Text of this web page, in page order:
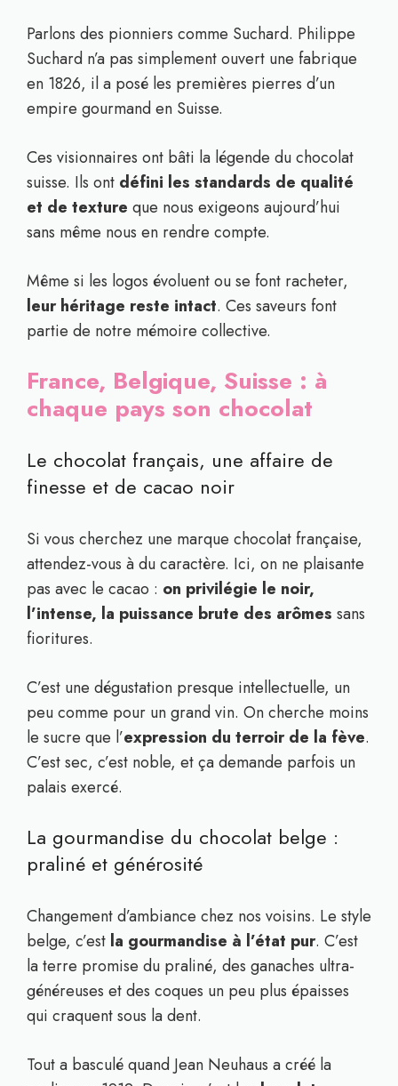
Parlons des pionniers comme Suchard. Philippe
Suchard n’a pas simplement ouvert une fabrique
en 1826, il a posé les premières pierres d’un
empire gourmand en Suisse.
Ces visionnaires ont bâti la légende du chocolat
suisse. Ils ont défini les standards de qualité
et de texture que nous exigeons aujourd’hui
sans même nous en rendre compte.
Même si les logos évoluent ou se font racheter,
leur héritage reste intact. Ces saveurs font
partie de notre mémoire collective.
France, Belgique, Suisse : à
chaque pays son chocolat
Le chocolat français, une affaire de
finesse et de cacao noir
Si vous cherchez une marque chocolat française,
attendez-vous à du caractère. Ici, on ne plaisante
pas avec le cacao : on privilégie le noir,
l’intense, la puissance brute des arômes sans
fioritures.
C’est une dégustation presque intellectuelle, un
peu comme pour un grand vin. On cherche moins
le sucre que l’expression du terroir de la fève.
C’est sec, c’est noble, et ça demande parfois un
palais exercé.
La gourmandise du chocolat belge :
praliné et générosité
Changement d’ambiance chez nos voisins. Le style
belge, c’est la gourmandise à l’état pur. C’est
la terre promise du praliné, des ganaches ultra-
généreuses et des coques un peu plus épaisses
qui craquent sous la dent.
Tout a basculé quand Jean Neuhaus a créé la